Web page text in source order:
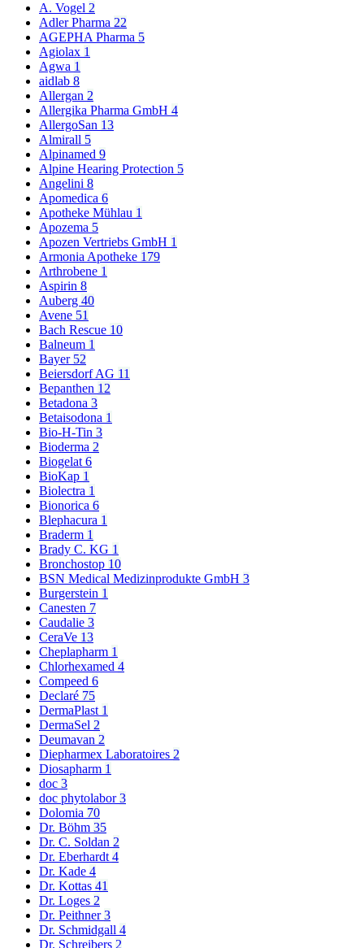
A. Vogel 2
Adler Pharma 22
AGEPHA Pharma 5
Agiolax 1
Agwa 1
aidlab 8
Allergan 2
Allergika Pharma GmbH 4
AllergoSan 13
Almirall 5
Alpinamed 9
Alpine Hearing Protection 5
Angelini 8
Apomedica 6
Apotheke Mühlau 1
Apozema 5
Apozen Vertriebs GmbH 1
Armonia Apotheke 179
Arthrobene 1
Aspirin 8
Auberg 40
Avene 51
Bach Rescue 10
Balneum 1
Bayer 52
Beiersdorf AG 11
Bepanthen 12
Betadona 3
Betaisodona 1
Bio-H-Tin 3
Bioderma 2
Biogelat 6
BioKap 1
Biolectra 1
Bionorica 6
Blephacura 1
Braderm 1
Brady C. KG 1
Bronchostop 10
BSN Medical Medizinprodukte GmbH 3
Burgerstein 1
Canesten 7
Caudalie 3
CeraVe 13
Cheplapharm 1
Chlorhexamed 4
Compeed 6
Declaré 75
DermaPlast 1
DermaSel 2
Deumavan 2
Diepharmex Laboratoires 2
Diosapharm 1
doc 3
doc phytolabor3
Dolomia 70
Dr. Böhm 35
Dr. C. Soldan 2
Dr. Eberhardt 4
Dr. Kade 4
Dr. Kottas 41
Dr. Loges 2
Dr. Peithner3
Dr. Schmidgall 4
Dr. Schreibers 2